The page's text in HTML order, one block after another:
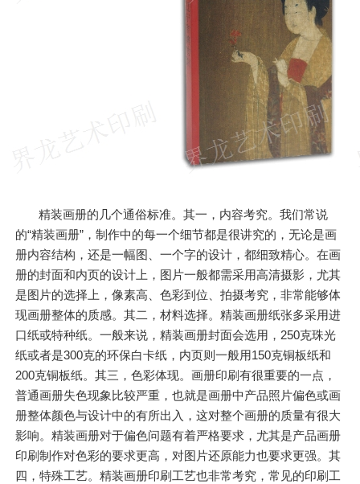
精装画册的几个通俗标准。其一，内容考究。我们常说
的“精装画册”，制作中的每一个细节都是很讲究的，无论是画
册内容结构，还是一幅图、一个字的设计，都细致精心。在画
册的封面和内页的设计上，图片一般都需采用高清摄影，尤其
是图片的选择上，像素高、色彩到位、拍摄考究，非常能够体
现画册整体的质感。其二，材料选择。精装画册纸张多采用进
口纸或特种纸。一般来说，精装画册封面会选用，250克珠光
纸或者是300克的环保白卡纸，内页则一般用150克铜板纸和
200克铜板纸。其三，色彩体现。画册印刷有很重要的一点，
普通画册失色现象比较严重，也就是画册中产品照片偏色或画
册整体颜色与设计中的有所出入，这对整个画册的质量有很大
影响。精装画册对于偏色问题有着严格要求，尤其是产品画册
印刷制作对色彩的要求更高，对图片还原能力也要求更强。其
四，特殊工艺。精装画册印刷工艺也非常考究，常见的印刷工